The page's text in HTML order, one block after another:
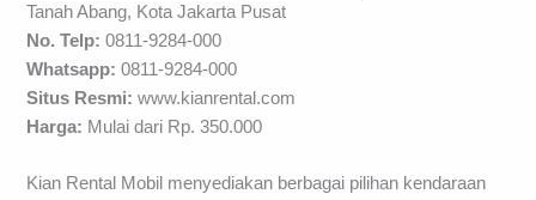
Tanah Abang, Kota Jakarta Pusat
No. Telp:0811-9284-000
Whatsapp:0811-9284-000
Situs Resmi:www.kianrental.com
Harga: Mulai dari Rp. 350.000
Kian Rental Mobil menyediakan berbagai pilihan kendaraan